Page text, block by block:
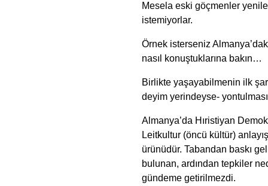
Mesela eski göçmenler
istemiyorlar.
Örnek isterseniz
nasıl konuştuklarına bakın…
Birlikte yaşayabilmenin ilk
deyim yerindeyse-
Almanya’da Hıristiyan
Leitkultur (öncü kültür)
ürünüdür. Tabandan baskı
bulunan, ardından tepkiler
gündeme getirilmezdi.